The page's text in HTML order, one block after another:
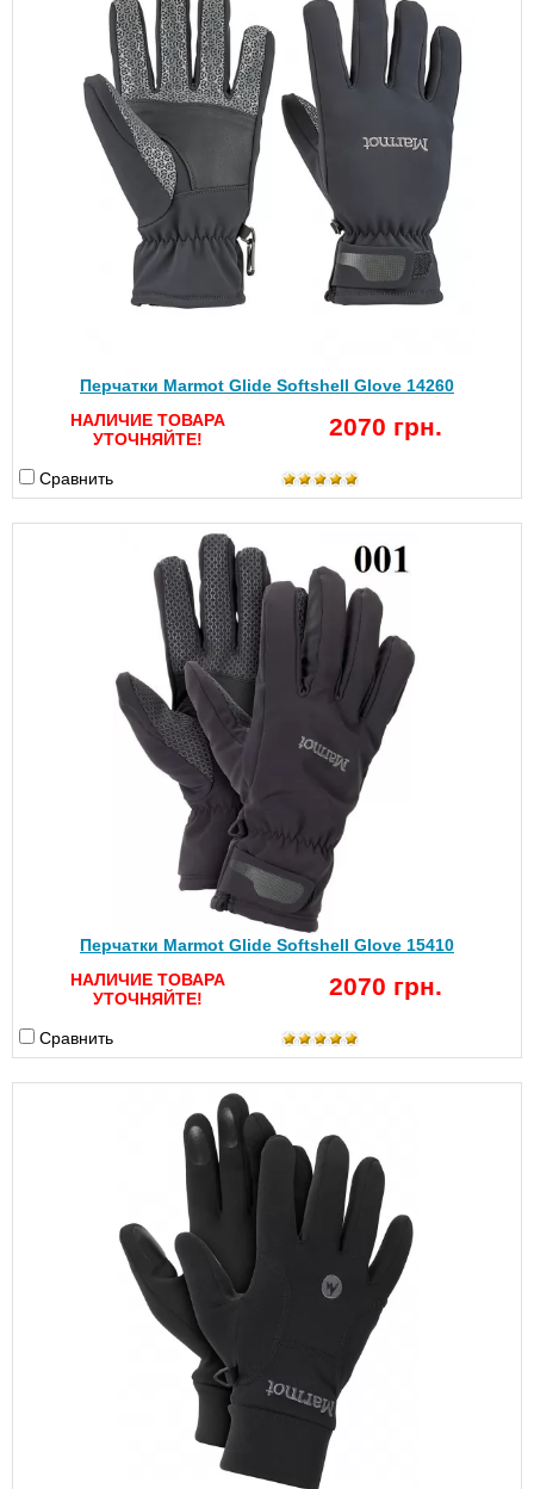
Перчатки Marmot Glide Softshell Glove 14260
НАЛИЧИЕ ТОВАРА
УТОЧНЯЙТЕ!
2070 грн.
Сравнить
Перчатки Marmot Glide Softshell Glove 15410
НАЛИЧИЕ ТОВАРА
УТОЧНЯЙТЕ!
2070 грн.
Сравнить